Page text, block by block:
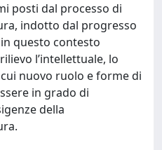
posti dal processo di
indotto dal progresso
questo contesto
l’intellettuale, lo
nuovo ruolo e forme di
in grado di
della